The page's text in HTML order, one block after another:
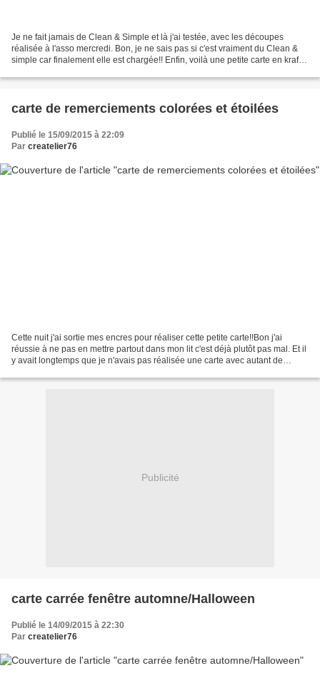
Je ne fait jamais de Clean & Simple et là j'ai testée, avec les découpes
réalisée à l'asso mercredi. Bon, je ne sais pas si c'est vraiment du Clean &
simple car finalement elle est chargée!! Enfin, voilà une petite carte en kraft
carte de remerciements colorées et étoilées
Publié le 15/09/2015 à 22:09
Par createlier76
Cette nuit j'ai sortie mes encres pour réaliser cette petite carte!!Bon j'ai
réussie à ne pas en mettre partout dans mon lit c'est déjà plutôt pas mal. Et il
y avait longtemps que je n'avais pas réalisée une carte avec autant de
Publicité
carte carrée fenêtre automne/Halloween
Publié le 14/09/2015 à 22:30
Par createlier76